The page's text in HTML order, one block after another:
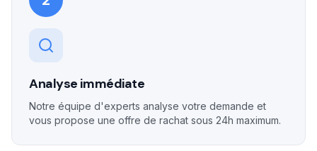
Analyse immédiate
Notre équipe d'experts analyse votre demande et
vous propose une offre de rachat sous 24h maximum.